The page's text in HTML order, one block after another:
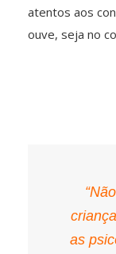
atentos aos
ouve, seja no
as